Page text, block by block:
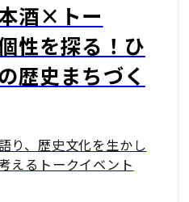
酒×トー
性を探る！ひ
歴史まちづく
り、歴史文化を生かし
えるトークイベント